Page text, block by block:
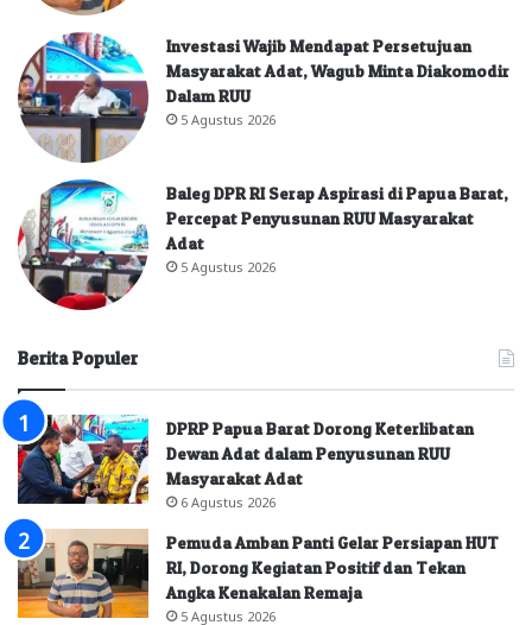
Investasi Wajib Mendapat Persetujuan
Masyarakat Adat, Wagub Minta Diakomodir
Dalam RUU
5 Agustus 2026
Baleg DPR RI Serap Aspirasi di Papua Barat,
Percepat Penyusunan RUU Masyarakat
Adat
5 Agustus 2026
Berita Populer
DPRP Papua Barat Dorong Keterlibatan
Dewan Adat dalam Penyusunan RUU
Masyarakat Adat
6 Agustus 2026
Pemuda Amban Panti Gelar Persiapan HUT
RI, Dorong Kegiatan Positif dan Tekan
Angka Kenakalan Remaja
5 Agustus 2026